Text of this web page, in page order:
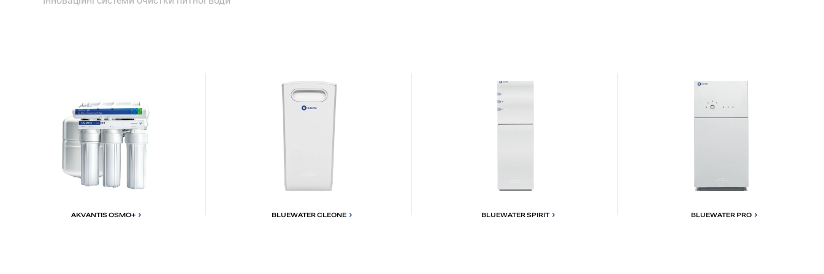
AKVANTIS OSMO+ BLUEWATER CLEONE BLUEWATER SPIRIT BLUEWATER PRO